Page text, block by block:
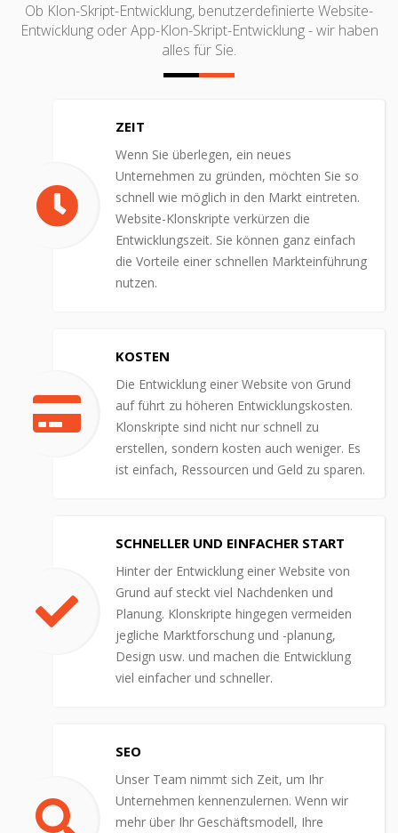
Ob Klon-Skript-Entwicklung, benutzerdefinierte Website-
Entwicklung oder App-Klon-Skript-Entwicklung - wir haben
alles für Sie.
ZEIT
Wenn Sie überlegen, ein neues
Unternehmen zu gründen, möchten Sie so
schnell wie möglich in den Markt eintreten.
Website-Klonskripte verkürzen die
Entwicklungszeit. Sie können ganz einfach
die Vorteile einer schnellen Markteinführung
nutzen.
KOSTEN
Die Entwicklung einer Website von Grund
auf führt zu höheren Entwicklungskosten.
Klonskripte sind nicht nur schnell zu
erstellen, sondern kosten auch weniger. Es
ist einfach, Ressourcen und Geld zu sparen.
SCHNELLER UND EINFACHER START
Hinter der Entwicklung einer Website von
Grund auf steckt viel Nachdenken und
Planung. Klonskripte hingegen vermeiden
jegliche Marktforschung und -planung,
Design usw. und machen die Entwicklung
viel einfacher und schneller.
SEO
Unser Team nimmt sich Zeit, um Ihr
Unternehmen kennenzulernen. Wenn wir
mehr über Ihr Geschäftsmodell, Ihre